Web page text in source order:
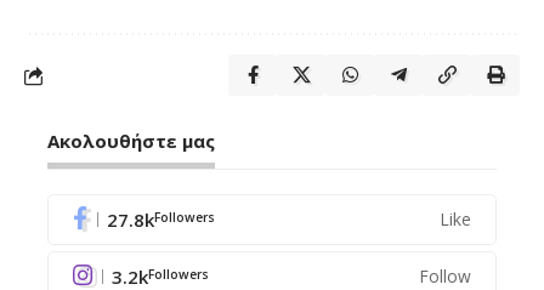
Ακολουθήστε μας
27.8kFollowers Like
3.2kFollowers Follow